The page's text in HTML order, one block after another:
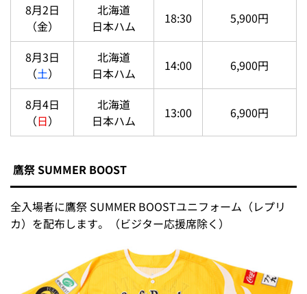
8月2日
（金）
北海道
日本ハム
18:30 5,900円
8月3日
（土）
北海道
日本ハム
14:00 6,900円
8月4日
（日）
北海道
日本ハム
13:00 6,900円
鷹祭 SUMMER BOOST
全入場者に鷹祭 SUMMER BOOSTユニフォーム（レプリ
カ）を配布します。（ビジター応援席除く）